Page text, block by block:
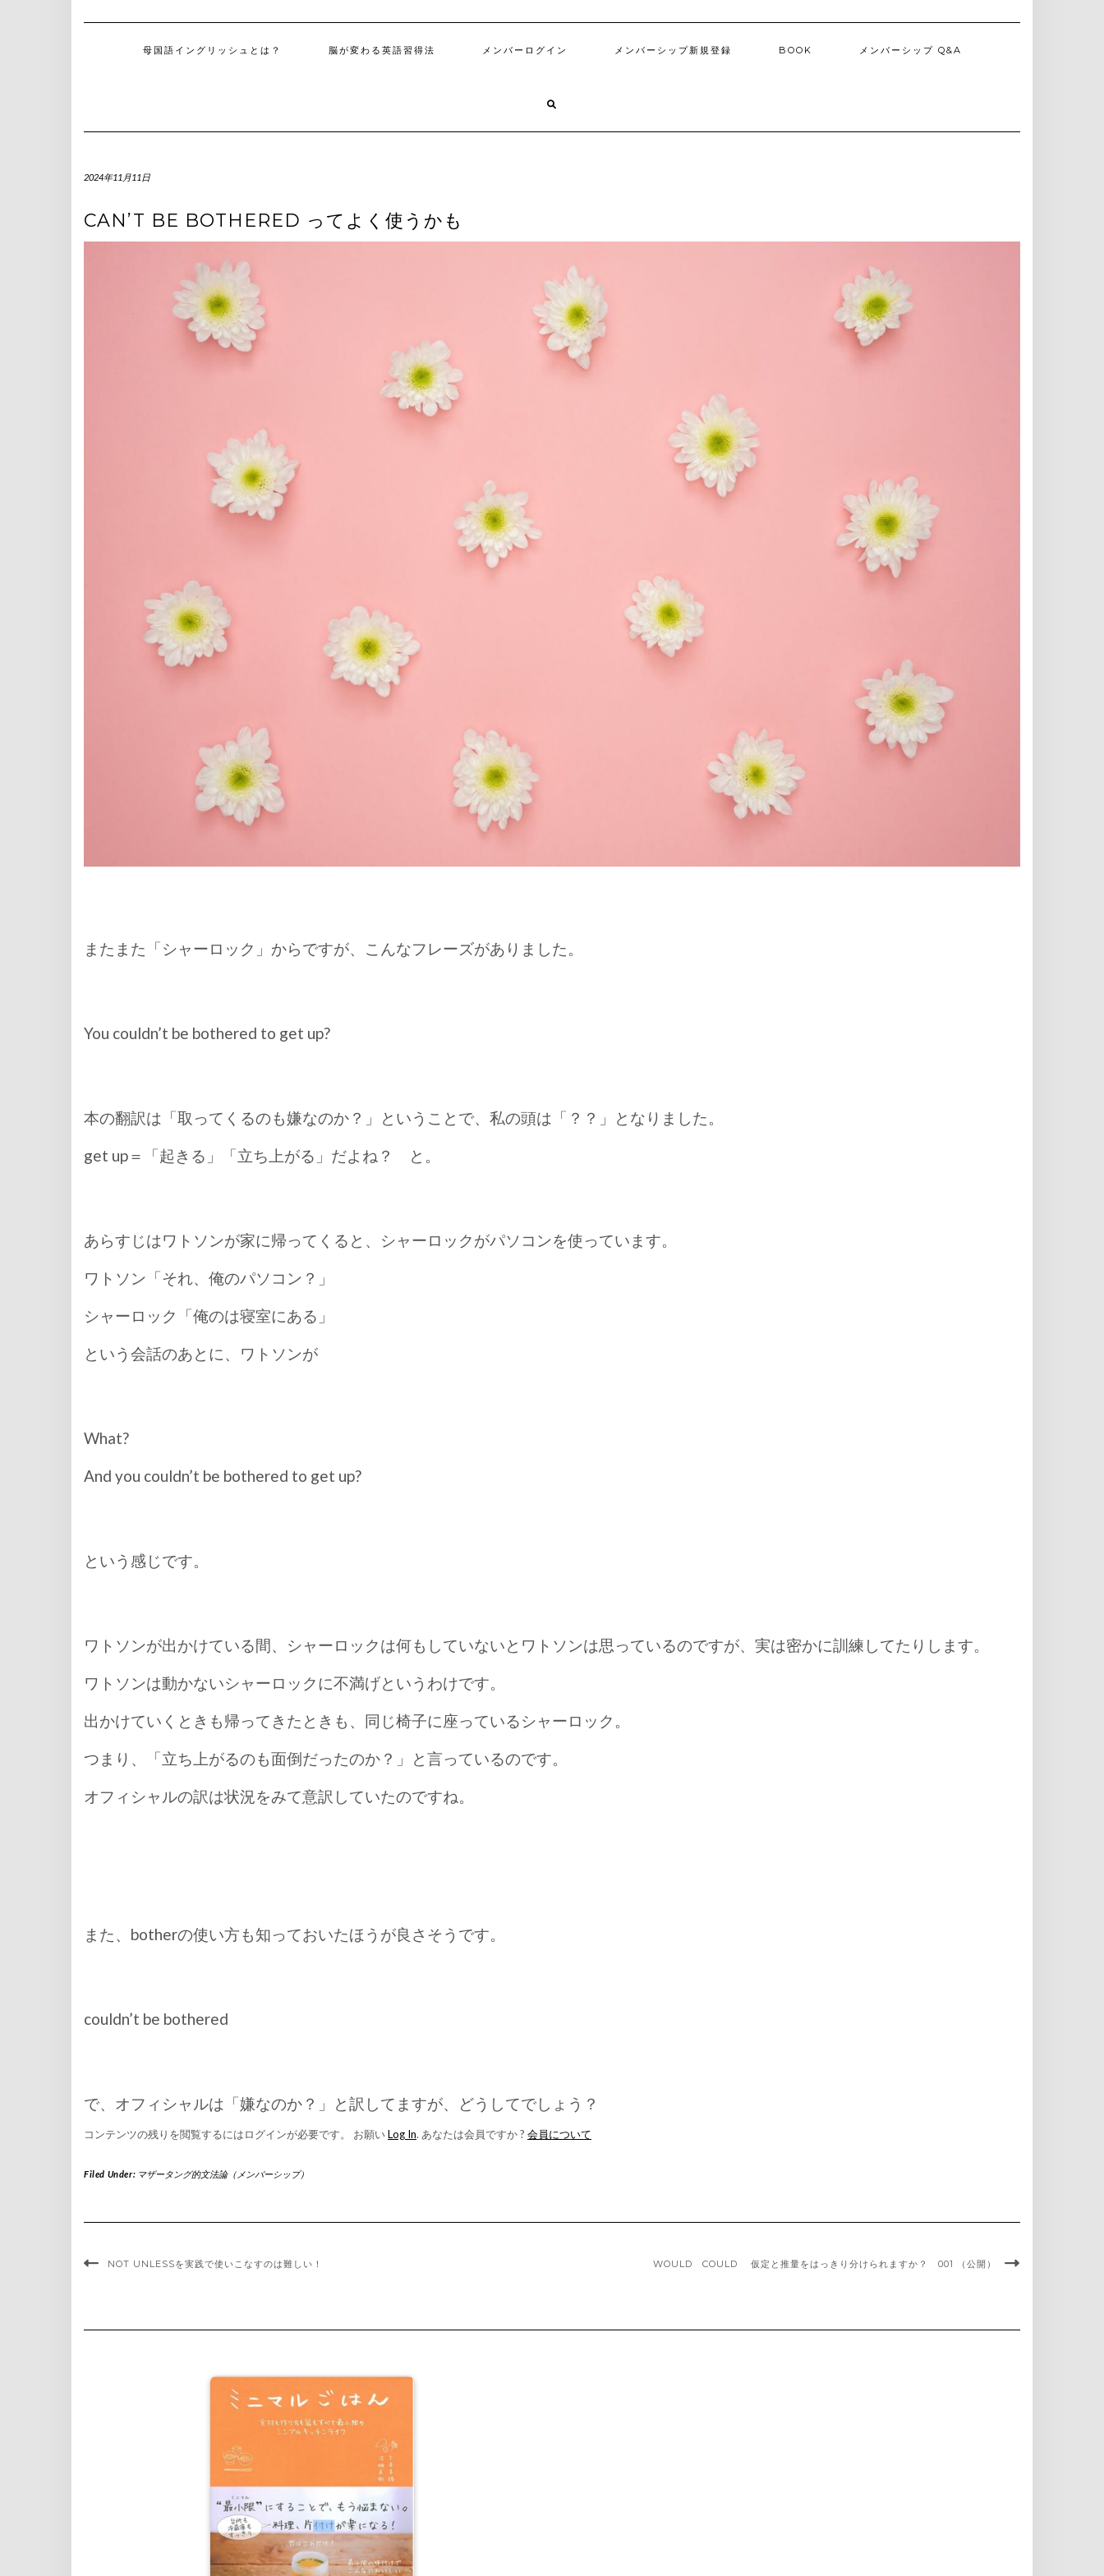
母国語イングリッシュとは？ 脳が変わる英語習得法 メンバーログイン メンバーシップ新規登録 BOOK メンバーシップ Q&A
2024年11月11日
CAN’T BE BOTHERED ってよく使うかも
またまた「シャーロック」からですが、こんなフレーズがありました。
You couldn’t be bothered to get up?
本の翻訳は「取ってくるのも嫌なのか？」ということで、私の頭は「？？」となりました。
get up＝「起きる」「立ち上がる」だよね？ と。
あらすじはワトソンが家に帰ってくると、シャーロックがパソコンを使っています。
ワトソン「それ、俺のパソコン？」
シャーロック「俺のは寝室にある」
という会話のあとに、ワトソンが
What?
And you couldn’t be bothered to get up?
という感じです。
ワトソンが出かけている間、シャーロックは何もしていないとワトソンは思っているのですが、実は密かに訓練してたりします。
ワトソンは動かないシャーロックに不満げというわけです。
出かけていくときも帰ってきたときも、同じ椅子に座っているシャーロック。
つまり、「立ち上がるのも面倒だったのか？」と言っているのです。
オフィシャルの訳は状況をみて意訳していたのですね。
また、botherの使い方も知っておいたほうが良さそうです。
couldn’t be bothered
で、オフィシャルは「嫌なのか？」と訳してますが、どうしてでしょう？
コンテンツの残りを閲覧するにはログインが必要です。 お願いLog In. あなたは会員ですか ? 会員について
Filed Under: マザータング的文法論（メンバーシップ）
NOT UNLESSを実践で使いこなすのは難しい！ WOULD COULD 仮定と推量をはっきり分けられますか？ 001 （公開）